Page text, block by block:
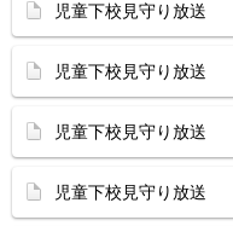
児童下校見守り放送
児童下校見守り放送
児童下校見守り放送
児童下校見守り放送